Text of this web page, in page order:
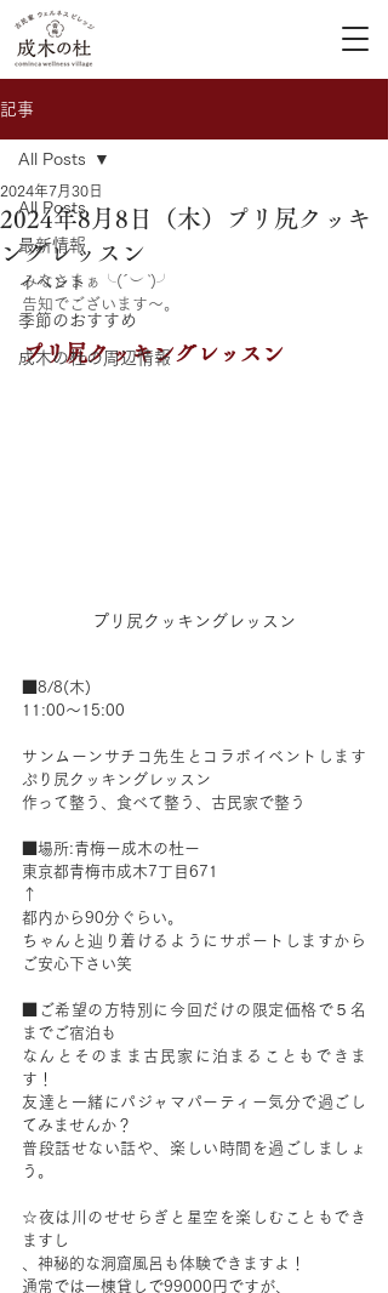
記事
All Posts
最新情報
イベント
季節のおすすめ
成木の杜の周辺情報
All Posts
2024年8月8日（木）プリ尻クッキ
ングレッスン
2024年7月30日
みなさまぁ╰(´︶`)╯
告知でございます〜。
プリ尻クッキングレッスン
プリ尻クッキングレッスン
■8/8(木)
11:00〜15:00
サンムーンサチコ先生とコラボイベントします
ぷり尻クッキングレッスン
作って整う、食べて整う、古民家で整う
■場所:青梅ー成木の杜ー
東京都青梅市成木7丁目671
↑
都内から90分ぐらい。
ちゃんと辿り着けるようにサポートしますから
ご安心下さい笑
■ご希望の方特別に今回だけの限定価格で５名
までご宿泊も
なんとそのまま古民家に泊まることもできま
す！
友達と一緒にパジャマパーティー気分で過ごし
てみませんか？
普段話せない話や、楽しい時間を過ごしましょ
う。
☆夜は川のせせらぎと星空を楽しむこともでき
ますし
、神秘的な洞窟風呂も体験できますよ！
通常では一棟貸しで99000円ですが、